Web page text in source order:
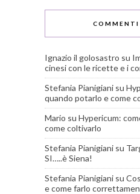
COMMENTI
Ignazio il golosastro su
cinesi con le ricette e i
Stefania Pianigiani su
quando potarlo e come
Mario su Hypericum:
come coltivarlo
Stefania Pianigiani su
SI…..è Siena!
Stefania Pianigiani su
e come farlo